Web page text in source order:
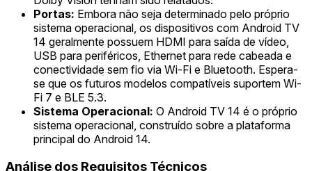
Portas: Embora não seja determinado pelo próprio
sistema operacional, os dispositivos com Android TV
14 geralmente possuem HDMI para saída de vídeo,
USB para periféricos, Ethernet para rede cabeada e
conectividade sem fio via Wi-Fi e Bluetooth. Espera-
se que os futuros modelos compatíveis suportem Wi-
Fi 7 e BLE 5.3.
Sistema Operacional: O Android TV 14 é o próprio
sistema operacional, construído sobre a plataforma
principal do Android 14.
Análise dos Requisitos Técnicos